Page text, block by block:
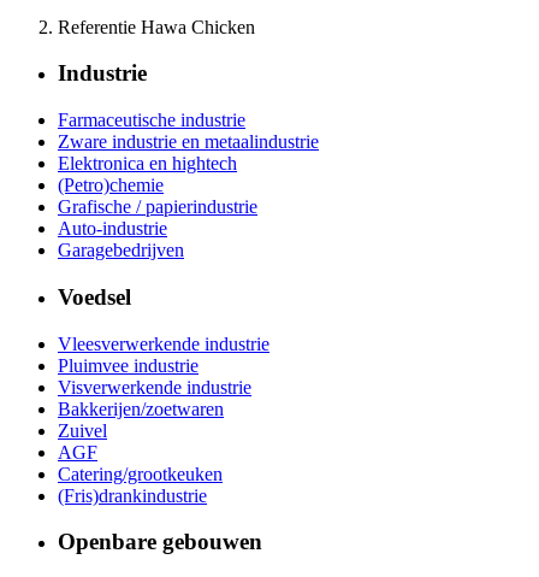
Referentie Hawa Chicken
Industrie
Farmaceutische industrie
Zware industrie en metaalindustrie
Elektronica en hightech
(Petro)chemie
Grafische / papierindustrie
Auto-industrie
Garagebedrijven
Voedsel
Vleesverwerkende industrie
Pluimvee industrie
Visverwerkende industrie
Bakkerijen/zoetwaren
Zuivel
AGF
Catering/grootkeuken
(Fris)drankindustrie
Openbare gebouwen